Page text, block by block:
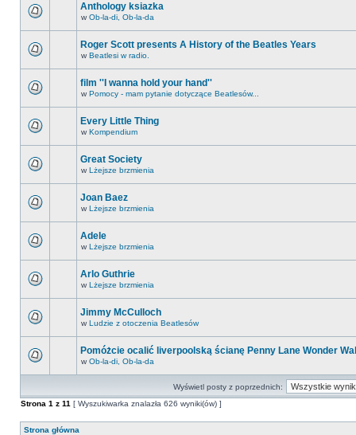
Anthology ksiazka
w Ob-la-di, Ob-la-da
Roger Scott presents A History of the Beatles Years
w Beatlesi w radio.
film ''I wanna hold your hand''
w Pomocy - mam pytanie dotyczące Beatlesów...
Every Little Thing
w Kompendium
Great Society
w Lżejsze brzmienia
Joan Baez
w Lżejsze brzmienia
Adele
w Lżejsze brzmienia
Arlo Guthrie
w Lżejsze brzmienia
Jimmy McCulloch
w Ludzie z otoczenia Beatlesów
Pomóżcie ocalić liverpoolską ścianę Penny Lane Wonder
w Ob-la-di, Ob-la-da
Wyświetl posty z poprzednich:
Strona 1 z 11 [ Wyszukiwarka znalazła 626 wyniki(ów) ]
Strona główna